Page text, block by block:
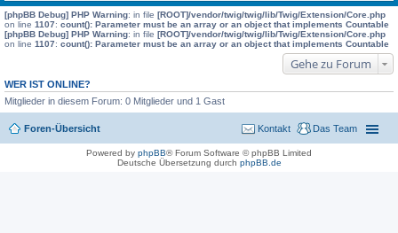
[phpBB Debug] PHP Warning: in file [ROOT]/vendor/twig/twig/lib/Twig/Extension/Core.php
on line 1107: count(): Parameter must be an array or an object that implements Countable
[phpBB Debug] PHP Warning: in file [ROOT]/vendor/twig/twig/lib/Twig/Extension/Core.php
on line 1107: count(): Parameter must be an array or an object that implements Countable
Gehe zu Forum
WER IST ONLINE?
Mitglieder in diesem Forum: 0 Mitglieder und 1 Gast
Foren-Übersicht Das Team
Kontakt
Powered by phpBB® Forum Software © phpBB Limited
Deutsche Übersetzung durch phpBB.de